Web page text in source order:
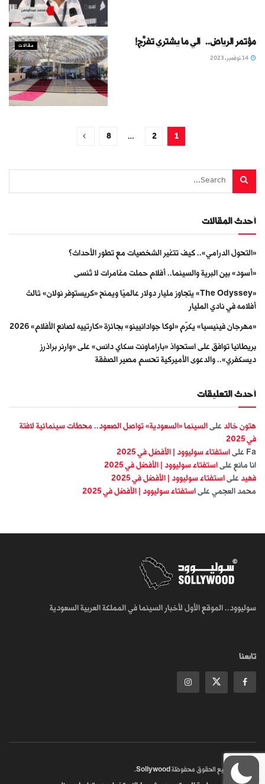
مقالات مؤتمر الرياض.. الي ما يشتري تفرَّج!
1
2
…
8
أحدث المقالات
«التحول الدرامي».. كيف تتغير الشخصيات مع تطور الأحداث؟
«أسود» بين البرية والسينما.. أفلام حملت مغامرات لا تُنسى
«The Odyssey» يتجاوز مليار دولار عالميًا ويمنح «كريستوفر نولان» ثالث
أفلامه في نادي المليار
«مهرجان فينيسيا» يكرّم «لوكا جوادانيينو» بجائزة «كارتييه لصانع الأفلام» 2026
بريطانيا توافق على استحواذ «باراماونت سكاي دانس» على «وارنر براذرز
ديسكفري».. والدعوى الأميركية تحسم مصير الصفقة
أحدث التعليقات
هتون خالد على السينما «السعودية» تواصل الصعود.. محطات سينمائية لافتة
في 2025
Fa على استفتاء سوليوود | الأفضل في 2025
انا مانع على استفتاء سوليوود | الأفضل في 2025
فهيد على استفتاء سوليوود | الأفضل في 2025
محمد العجمي على استفتاء سوليوود | الأفضل في 2025
سوليوود.. الموقع الأول لأخبار السينما في المملكة العربية السعودية
تابعنا
جميع الحقوق محفوظة Sollywood
.